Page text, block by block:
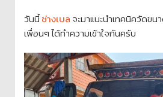
วันนี้ช่างเบล จะมาแนะนำเทคนิควัดข
เพื่อนๆ ได้ทำความเข้าใจกันครับ